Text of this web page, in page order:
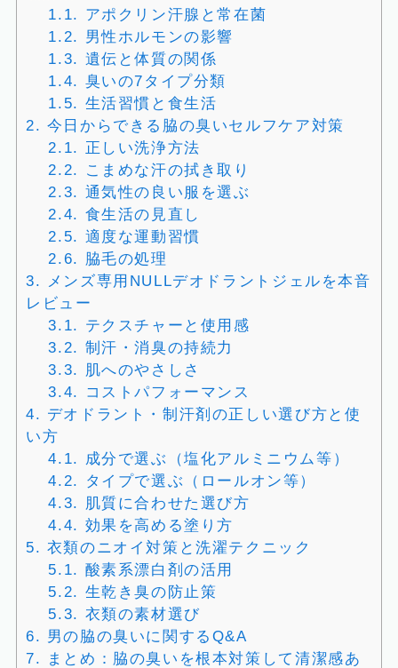
1.1. アポクリン汗腺と常在菌
1.2. 男性ホルモンの影響
1.3. 遺伝と体質の関係
1.4. 臭いの7タイプ分類
1.5. 生活習慣と食生活
2. 今日からできる脇の臭いセルフケア対策
2.1.
正しい洗浄方法
2.2.
こまめな汗の拭き取り
2.3. 通気性の良い服を選ぶ
2.4. 食生活の見直し
2.5. 適度な運動習慣
2.6. 脇毛の処理
3. メンズ専用NULLデオドラントジェルを本音
レビュー
3.1. テクスチャーと使用感
3.2. 制汗・消臭の持続力
3.3. 肌へのやさしさ
3.4.
コストパフォーマンス
4. デオドラント・制汗剤の正しい選び方と使
い方
4.1. 成分で選ぶ（塩化アルミニウム等）
4.2.
タイプで選ぶ（ロールオン等）
4.3. 肌質に合わせた選び方
4.4. 効果を高める塗り方
5. 衣類のニオイ対策と洗濯テクニック
5.1. 酸素系漂白剤の活用
5.2. 生乾き臭の防止策
5.3. 衣類の素材選び
6. 男の脇の臭いに関するQ&A
7.
まとめ：脇の臭いを根本対策して清潔感あ